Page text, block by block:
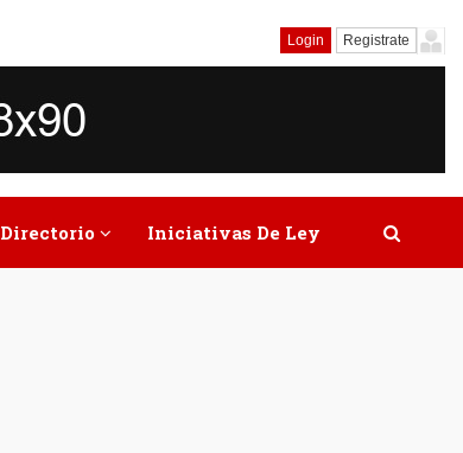
Login Registrate
Directorio Iniciativas De Ley